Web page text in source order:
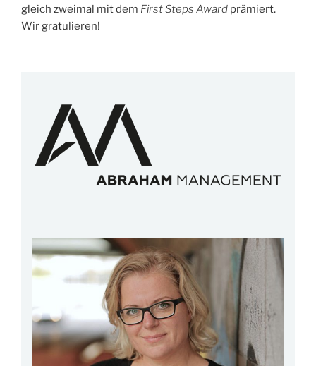
gleich zweimal mit dem First Steps Award prämiert.
Wir gratulieren!